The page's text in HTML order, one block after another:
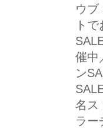
ウブ
ト
催中
ン
名ス
ラー